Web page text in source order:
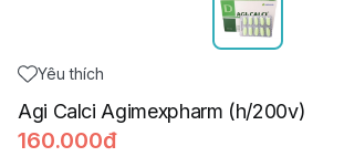
Yêu thích
Agi Calci Agimexpharm (h/200v)
160.000đ